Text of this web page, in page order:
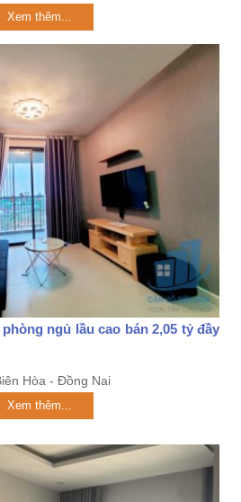
Xem thêm...
ngủ lầu cao bán 2,05 tỷ đầy
Hòa - Đồng Nai
Xem thêm...